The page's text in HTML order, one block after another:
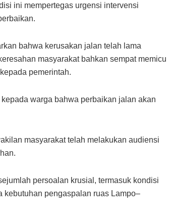
ini mempertegas urgensi intervensi
bahwa kerusakan jalan telah lama
masyarakat bahkan sempat memicu
pemerintah.
warga bahwa perbaikan jalan akan
masyarakat telah melakukan audiensi
persoalan krusial, termasuk kondisi
kebutuhan pengaspalan ruas Lampo–